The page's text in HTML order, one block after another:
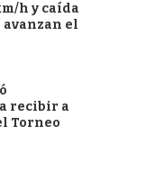
h y caída
avanzan el
recibir a
Torneo